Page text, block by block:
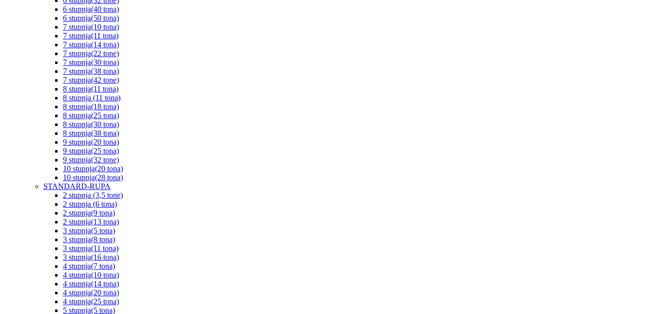
6 stupnja(40 tona)
6 stupnja(50 tona)
7 stupnja(10 tona)
7 stupnja(11 tona)
7 stupnja(14 tona)
7 stupnja(22 tone)
7 stupnja(30 tona)
7 stupnja(38 tona)
7 stupnja(42 tone)
8 stupnja(11 tona)
8 stupnja (11 tona)
8 stupnja(18 tona)
8 stupnja(25 tona)
8 stupnja(30 tona)
8 stupnja(38 tona)
9 stupnja(20 tona)
9 stupnja(25 tona)
9 stupnja(32 tone)
10 stupnja(20 tona)
10 stupnja(28 tona)
STANDARD-RUPA
2 stupnja (3,5 tone)
2 stupnja (6 tona)
2 stupnja(9 tona)
2 stupnja(13 tona)
3 stupnja(5 tona)
3 stupnja(8 tona)
3 stupnja(11 tona)
3 stupnja(16 tona)
4 stupnja(7 tona)
4 stupnja(10 tona)
4 stupnja(14 tona)
4 stupnja(20 tona)
4 stupnja(25 tona)
5 stupnja(5 tona)